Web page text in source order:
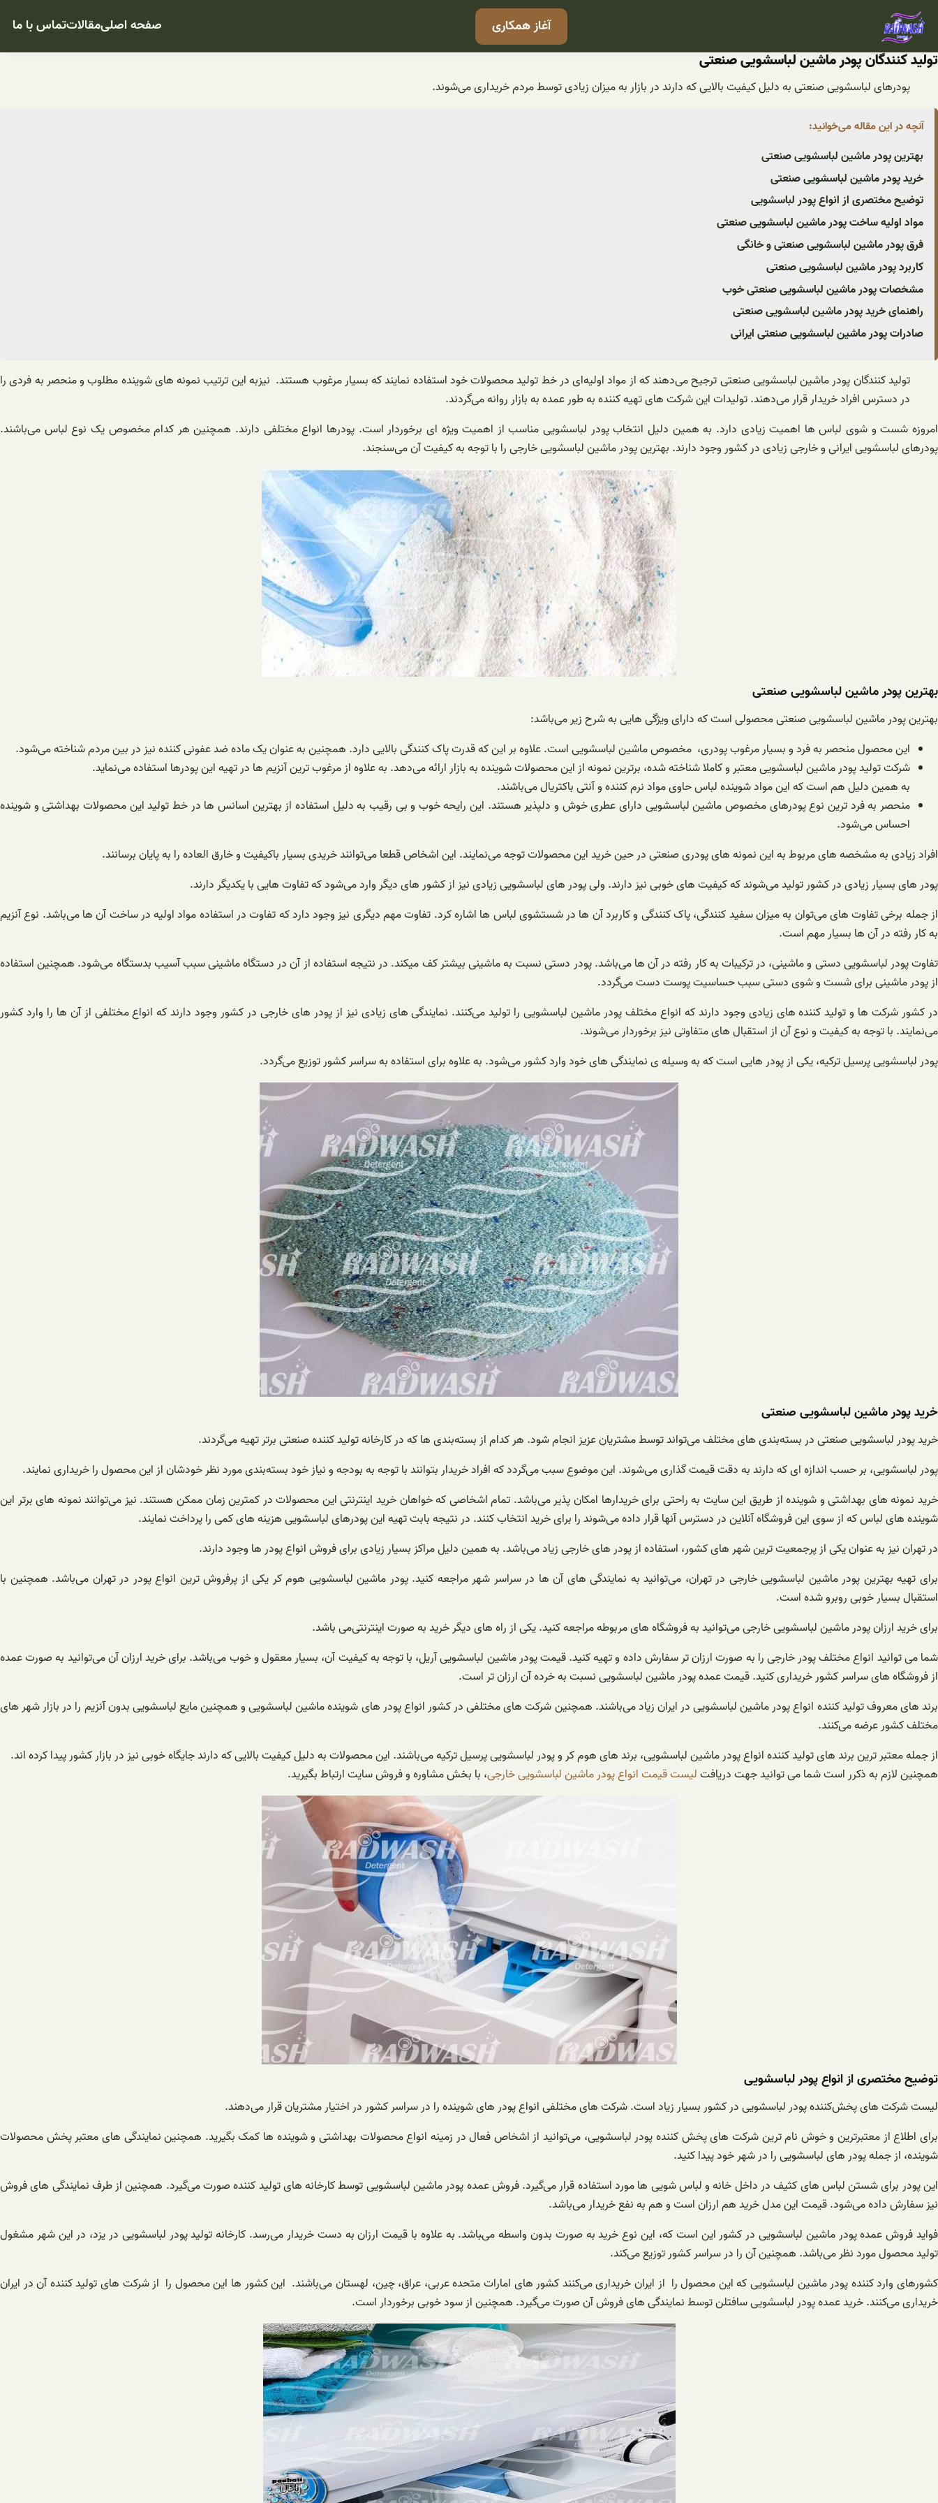
رفتن
آغاز همکاری صفحه اصلیمقالاتتماس با ما
تولید کنندگان پودر ماشین لباسشویی صنعتی
پودرهای لباسشویی صنعتی به دلیل کیفیت بالایی که دارند در بازار به میزان زیادی توسط مردم خریداری می‌شوند.
آنچه در این مقاله می‌خوانید:
بهترین پودر ماشین لباسشویی صنعتی
خرید پودر ماشین لباسشویی صنعتی
توضیح مختصری از انواع پودر لباسشویی
مواد اولیه ساخت پودر ماشین لباسشویی صنعتی
فرق پودر ماشین لباسشویی صنعتی و خانگی
کاربرد پودر ماشین لباسشویی صنعتی
مشخصات پودر ماشین لباسشویی صنعتی خوب
راهنمای خرید پودر ماشین لباسشویی صنعتی
صادرات پودر ماشین لباسشویی صنعتی ایرانی
تولید‌‌ کنندگان پودر ماشین لباسشویی صنعتی ترجیح می‌دهند که از مواد اولیه‌ای در خط تولید محصولات خود استفاده نمایند که بسیار مرغوب هستند. نیزبه این ترتیب نمونه‌ های شوینده مطلوب و منحصر به فردی را
در دسترس افراد خریدار قرار می‌دهند. تولیدات این شرکت های تهیه کننده به طور عمده به بازار روانه می‌گردند.
امروزه شست و شوی لباس ها اهمیت زیادی دارد. به همین دلیل انتخاب پودر لباسشویی مناسب از اهمیت ویژه ای برخوردار است. پودرها انواع مختلفی دارند. همچنین هر کدام مخصوص یک نوع لباس می‌باشند.
پودر‌های لباسشویی ایرانی و خارجی زیادی در کشور وجود دارند. بهترین پودر ماشین لباسشویی خارجی را با توجه به کیفیت آن می‌سنجند.
بهترین پودر ماشین لباسشویی صنعتی
بهترین پودر ماشین لباسشویی صنعتی محصولی است که دارای ویژگی هایی به شرح زیر می‌باشد:
این محصول منحصر به فرد و بسیار مرغوب پودری، مخصوص ماشین لباسشویی است. علاوه بر این که قدرت پاک کنندگی بالایی دارد. همچنین به عنوان یک ماده ضد عفونی کننده نیز در بین مردم شناخته می‌شود.
شرکت تولید پودر ماشین لباسشویی معتبر و کاملا شناخته شده، برترین نمونه از این محصولات شوینده به بازار ارائه می‌دهد. به علاوه از مرغوب ترین آنزیم ها در تهیه این پودرها استفاده می‌نماید.
به همین دلیل هم است که این مواد شوینده لباس حاوی مواد نرم کننده و آنتی باکتریال می‌باشند.
منحصر به فرد ترین نوع پودرهای مخصوص ماشین لباسشویی دارای عطری خوش و دلپذیر هستند. این رایحه خوب و بی رقیب به دلیل استفاده از بهترین اسانس ها در خط تولید این محصولات بهداشتی و شوینده
احساس می‌شود.
افراد زیادی به مشخصه های مربوط به این نمونه های پودری صنعتی در حین خرید این محصولات توجه می‌نمایند. این اشخاص قطعا می‌توانند خریدی بسیار باکیفیت و خارق العاده را به پایان برسانند.
پودر های بسیار زیادی در کشور تولید می‌شوند که کیفیت های خوبی نیز دارند. ولی پودر های لباسشویی زیادی نیز از کشور های دیگر وارد می‌شود که تفاوت هایی با یکدیگر دارند.
از جمله برخی تفاوت های می‌توان به میزان سفید کنندگی، پاک کنندگی و کاربرد آن ها در شستشوی لباس ها اشاره کرد. تفاوت مهم دیگری نیز وجود دارد که تفاوت در استفاده مواد اولیه در ساخت آن ها می‌باشد. نوع آنزیم
به کار رفته در آن ها بسیار مهم است.
تفاوت پودر لباسشویی دستی و ماشینی، در ترکیبات به کار رفته در آن ها می‌باشد. پودر دستی نسبت به ماشینی بیشتر کف میکند. در نتیجه استفاده از آن در دستگاه ماشینی سبب آسیب بدستگاه می‌شود. همچنین استفاده
از پودر ماشینی برای شست و شوی دستی سبب حساسیت پوست دست می‌گردد.
در کشور شرکت ها و تولید کننده های زیادی وجود دارند که انواع مختلف پودر ماشین لباسشویی را تولید می‌کنند. نمایندگی های زیادی نیز از پودر های خارجی در کشور وجود دارند که انواع مختلفی از آن ها را وارد کشور
می‌نمایند. با توجه به کیفیت و نوع آن از استقبال های متفاوتی نیز برخوردار می‌شوند.
پودر لباسشویی پرسیل ترکیه، یکی از پودر هایی است که به وسیله ی نمایندگی های خود وارد کشور می‌شود. به علاوه برای استفاده به سراسر کشور توزیع می‌گردد.
خرید پودر ماشین لباسشویی صنعتی
خرید پودر لباسشویی صنعتی در بسته‌بندی های مختلف می‌تواند توسط مشتریان عزیز انجام شود. هر کدام از بسته‌بندی ها که در کارخانه تولید‌ کننده صنعتی برتر تهیه می‌گردند.
پودر لباسشویی، بر حسب اندازه ای که دارند به دقت قیمت گذاری می‌شوند. این موضوع سبب می‌گردد که افراد خریدار بتوانند با توجه به بودجه و نیاز خود بسته‌بندی مورد نظر خودشان از این محصول را خریداری نمایند.
خرید نمونه های بهداشتی و شوینده از طریق این سایت به راحتی برای خریدارها امکان پذیر می‌باشد. تمام اشخاصی که خواهان خرید اینترنتی این محصولات در کمترین زمان ممکن هستند. نیز می‌توانند نمونه های برتر این
شوینده های لباس که از سوی این فروشگاه آنلاین در دسترس آنها قرار داده می‌شوند را برای خرید انتخاب کنند. در نتیجه بابت تهیه این پودرهای لباسشویی هزینه های کمی را پرداخت نمایند.
در تهران نیز به عنوان یکی از پرجمعیت ترین شهر های کشور، استفاده از پودر های خارجی زیاد می‌باشد. به همین دلیل مراکز بسیار زیادی برای فروش انواع پودر ها وجود دارند.
برای تهیه بهترین پودر ماشین لباسشویی خارجی در تهران، می‌توانید به نمایندگی های آن ها در سراسر شهر مراجعه کنید. پودر ماشین لباسشویی هوم کر یکی از پرفروش ترین انواع پودر در تهران می‌باشد. همچنین با
استقبال بسیار خوبی روبرو شده است.
برای خرید ارزان پودر ماشین لباسشویی خارجی می‌توانید به فروشگاه های مربوطه مراجعه کنید. یکی از راه های دیگر خرید به صورت اینترنتی‌می باشد.
شما می توانید انواع مختلف پودر خارجی را به صورت ارزان تر سفارش داده و تهیه کنید. قیمت پودر ماشین لباسشویی آریل، با توجه به کیفیت آن، بسیار معقول و خوب می‌باشد. برای خرید ارزان آن می‌توانید به صورت عمده
از فروشگاه های سراسر کشور خریداری کنید. قیمت عمده پودر ماشین لباسشویی نسبت به خرده آن ارزان تر است.
برند های معروف تولید کننده انواع پودر ماشین لباسشویی در ایران زیاد می‌باشند. همچنین شرکت های مختلفی در کشور انواع پودر های شوینده ماشین لباسشویی و همچنین مایع لباسشویی بدون آنزیم را در بازار شهر های
مختلف کشور عرضه می‌کنند.
از جمله معتبر ترین برند های تولید کننده انواع پودر ماشین لباسشویی، برند های هوم کر‌ و پودر لباسشویی پرسیل ترکیه می‌باشند. این محصولات به دلیل کیفیت بالایی که دارند جایگاه خوبی نیز در بازار کشور پیدا کرده اند.
همچنین لازم به ذکرر است شما می توانید جهت دریافتلیست قیمت انواع پودر ماشین لباسشویی خارجی، با بخش مشاوره و فروش سایت ارتباط بگیرید.
توضیح مختصری از انواع پودر لباسشویی
لیست شرکت های پخش‌کننده پودر لباسشویی در کشور بسیار زیاد است. شرکت های مختلفی انواع پودر های شوینده را در سراسر کشور در اختیار مشتریان قرار می‌دهند.
برای اطلاع از معتبرترین و خوش نام ترین شرکت های پخش کننده پودر لباسشویی، می‌توانید از اشخاص فعال در زمینه انواع محصولات بهداشتی و شوینده ها کمک بگیرید. همچنین نمایندگی های معتبر پخش محصولات
شوینده، از جمله پودر های لباسشویی را در شهر خود پیدا کنید.
این پودر برای شستن لباس های کثیف در داخل خانه و لباس شویی ها مورد استفاده قرار می‌گیرد. فروش عمده پودر ماشین لباسشویی توسط کارخانه های تولید کننده صورت می‌گیرد. همچنین از طرف نمایندگی های فروش
نیز سفارش داده می‌شود. قیمت این مدل خرید هم ارزان است و هم به نفع خریدار می‌باشد.
فواید فروش عمده پودر ماشین لباسشویی در کشور این است که، این نوع خرید به صورت بدون واسطه می‌‍باشد. به علاوه با قیمت ارزان به دست خریدار می‌رسد. کارخانه تولید پودر لباسشویی در یزد، در این شهر مشغول
تولید محصول مورد نظر می‌باشد. همچنین آن را در سراسر کشور توزیع می‌کند.
کشورهای وارد کننده پودر ماشین لباسشویی که این محصول را از ایران خریداری می‌کنند کشور های امارات متحده عربی، عراق، چین، لهستان می‌باشند. این کشور ها این محصول را از شرکت های تولید کننده آن در ایران
خریداری می‌کنند. خرید عمده پودر لباسشویی سافتلن توسط نمایندگی های فروش آن صورت می‌گیرد. همچنین از سود خوبی برخوردار است.